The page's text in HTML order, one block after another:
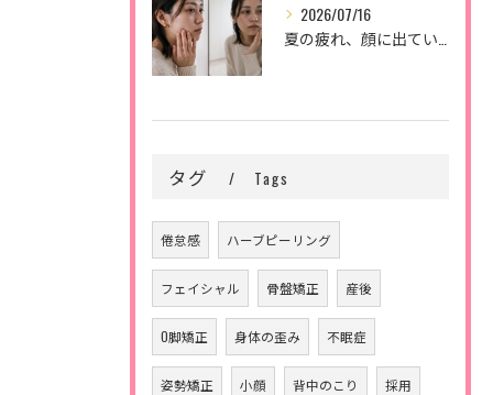
2026/07/16
タグ Tags
倦怠感 ハーブピーリング
フェイシャル 骨盤矯正 産後
O脚矯正 身体の歪み 不眠症
姿勢矯正 小顔 背中のこり 採用